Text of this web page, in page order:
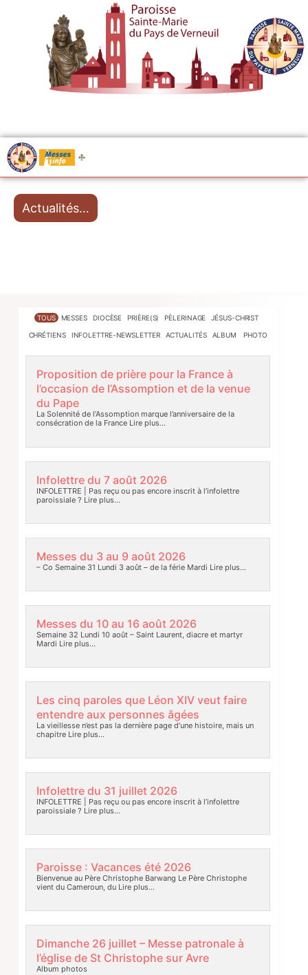
Messes
Actualités…
TOUS MESSES DIOCÈSE PRIÈRE(S) PÈLERINAGE JÉSUS-CHRIST
CHRÉTIENS INFOLETTRE-NEWSLETTER ACTUALITÉS ALBUM PHOTO
Proposition de prière pour la France à
l’occasion de l’Assomption et de la venue
du Pape
La Solennité de l’Assomption marque l’anniversaire de la
consécration de la FranceLire plus…
Infolettre du 7 août 2026
INFOLETTRE | Pas reçu ou pas encore inscrit à l’infolettre
paroissiale ? Lire plus…
Messes du 3 au 9 août 2026
– Co Semaine 31 Lundi 3 août – de la férie Mardi Lire plus…
Messes du 10 au 16 août 2026
Semaine 32 Lundi 10 août – Saint Laurent, diacre et martyr
Mardi Lire plus…
Les cinq paroles que Léon XIV veut faire
entendre aux personnes âgées
La vieillesse n’est pas la dernière page d’une histoire, mais un
chapitreLire plus…
Infolettre du 31 juillet 2026
INFOLETTRE | Pas reçu ou pas encore inscrit à l’infolettre
paroissiale ? Lire plus…
Paroisse : Vacances été 2026
Bienvenue au Père Christophe Barwang Le Père Christophe
vient du Cameroun, duLire plus…
Dimanche 26 juillet – Messe patronale à
l’église de St Christophe sur Avre
Album photos